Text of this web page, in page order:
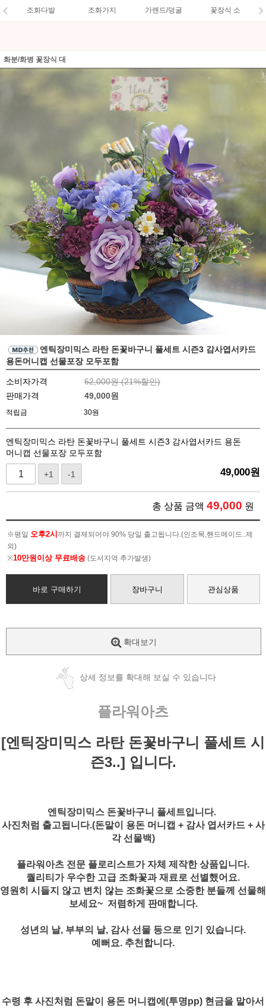
조화다발 조화가지 가랜드/덩굴 꽃장식 소
화분/화병 꽃장식 대
엔틱장미믹스 라탄 돈꽃바구니 풀세트 시즌3 감사엽서카드
용돈머니캡 선물포장 모두포함
소비자가격 62,000원 (21%할인)
판매가격
49,000원
적립금 30원
엔틱장미믹스 라탄 돈꽃바구니 풀세트 시즌3 감사엽서카드 용돈
머니캡 선물포장 모두포함
+1 -1 49,000원
총 상품 금액 49,000 원
※평일 오후2시 까지 결제되어야 90% 당일 출고됩니다.(인조목,핸드메이드..제
외)
※10만원이상 무료배송 (도서지역 추가발생)
바로 구매하기 장바구니 관심상품
확대보기
상세 정보를 확대해 보실 수 있습니다
플라워아츠
[엔틱장미믹스 라탄 돈꽃바구니 풀세트 시
즌3..] 입니다.
엔틱장미믹스 돈꽃바구니 풀세트입니다.
사진처럼 출고됩니다.(돈말이 용돈 머니캡 + 감사 엽서카드 + 사
각 선물백)
플라워아츠 전문 플로리스트가 자체 제작한 상품입니다.
퀄리티가 우수한 고급 조화꽃과 재료로 선별했어요.
영원히 시들지 않고 변치 않는 조화꽃으로 소중한 분들께 선물해
보세요~ 저렴하게 판매합니다.
성년의 날, 부부의 날, 감사 선물 등으로 인기 있습니다.
예뻐요. 추천합니다.
수령 후 사진처럼 돈말이 용돈 머니캡에(투명pp) 현금을 말아서